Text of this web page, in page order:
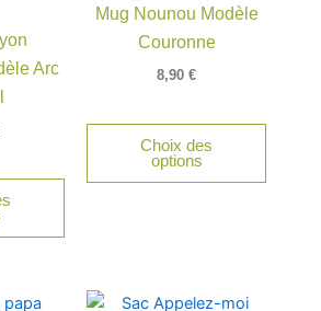
Arc
Mug Nounou Modèle
Couronne
8,90 €
Choix des
options
Plage